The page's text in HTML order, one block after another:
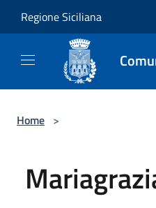
Regione Siciliana
Home >